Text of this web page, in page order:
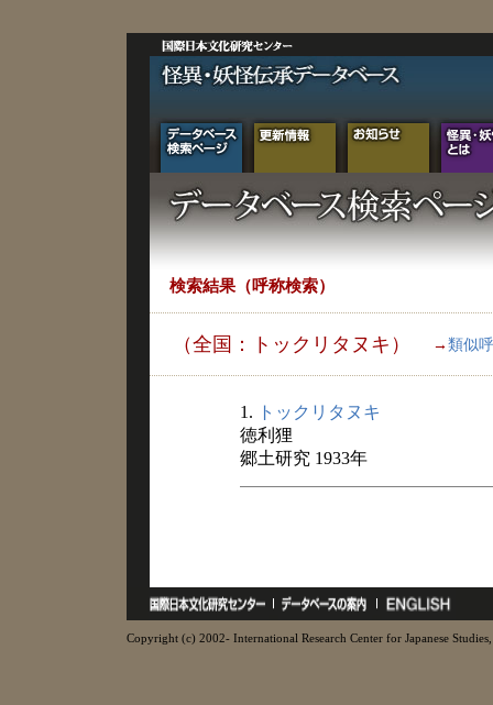
検索結果（呼称検索）
（全国：トックリタヌキ） → 類似
1.
トックリタヌキ
徳利狸
郷土研究 1933年
Copyright (c) 2002- International Research Center for Japanese